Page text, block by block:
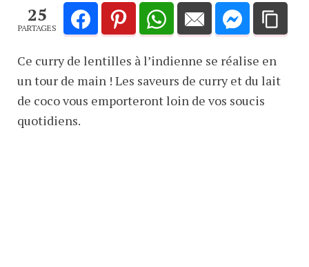
25
PARTAGES
Ce curry de lentilles à l’indienne se réalise en
un tour de main ! Les saveurs de curry et du lait
de coco vous emporteront loin de vos soucis
quotidiens.